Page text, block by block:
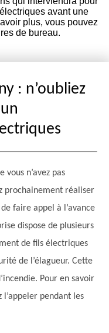
avant une
plus, vous pouvez
de bureau.
: n’oubliez
vous n’avez pas
prochainement réaliser
faire appel à l’avance
dispose de plusieurs
de fils électriques
de l’élagueur. Cette
Pour en savoir
l’appeler pendant les